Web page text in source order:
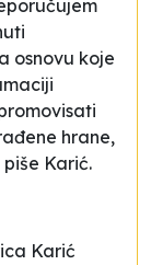
osnovu koje
hrane,
piše Karić.
Karić